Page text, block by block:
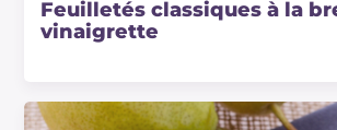
Feuilletés classiques à la
vinaigrette